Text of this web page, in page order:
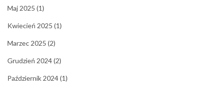
Maj 2025 (1)
Kwiecień 2025 (1)
Marzec 2025 (2)
Grudzień 2024(2)
Październik 2024(1)